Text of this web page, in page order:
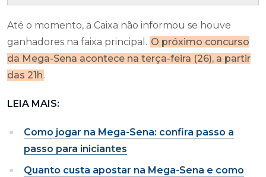
Até o momento, a Caixa não informou se houve
ganhadores na faixa principal. O próximo concurso
da Mega-Sena acontece na terça-feira (26), a partir
das 21h .
LEIA MAIS:
Como jogar na Mega-Sena: confira passo a
passo para iniciantes
Quanto custa apostar na Mega-Sena e como